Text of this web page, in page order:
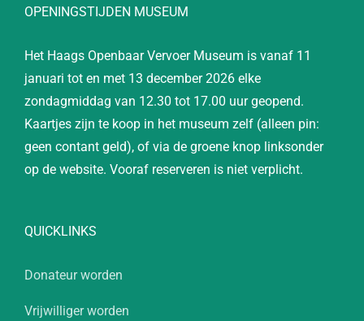
OPENINGSTIJDEN MUSEUM
Het Haags Openbaar Vervoer Museum is vanaf 11
januari tot en met 13 december 2026 elke
zondagmiddag van 12.30 tot 17.00 uur geopend.
Kaartjes zijn te koop in het museum zelf (alleen pin:
geen contant geld), of via de groene knop linksonder
op de website. Vooraf reserveren is niet verplicht.
QUICKLINKS
Donateur worden
Vrijwilliger worden